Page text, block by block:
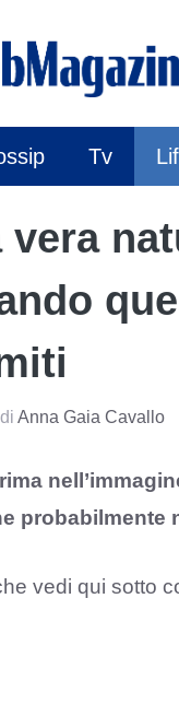
Tv
vera
di Anna Gaia Cavallo
probabilmente
vedi qui sotto